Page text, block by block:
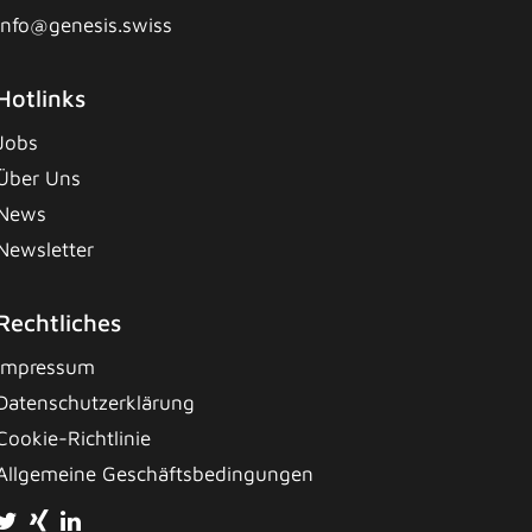
Uns
Richtlinie
Geschäftsbedingungen